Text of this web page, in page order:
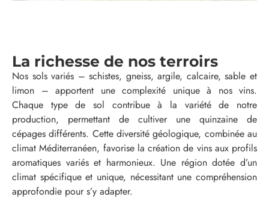
La richesse de nos terroirs
Nos sols variés – schistes, gneiss, argile, calcaire, sable et
limon – apportent une complexité unique à nos vins.
Chaque type de sol contribue à la variété de notre
production, permettant de cultiver une quinzaine de
cépages différents. Cette diversité géologique, combinée au
climat Méditerranéen, favorise la création de vins aux profils
aromatiques variés et harmonieux. Une région dotée d’un
climat spécifique et unique, nécessitant une compréhension
approfondie pour s’y adapter.